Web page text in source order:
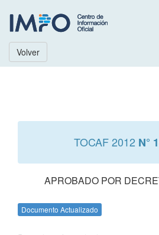
Volver
TOCAF 2012 N°
APROBADO POR
Documento Actualizado